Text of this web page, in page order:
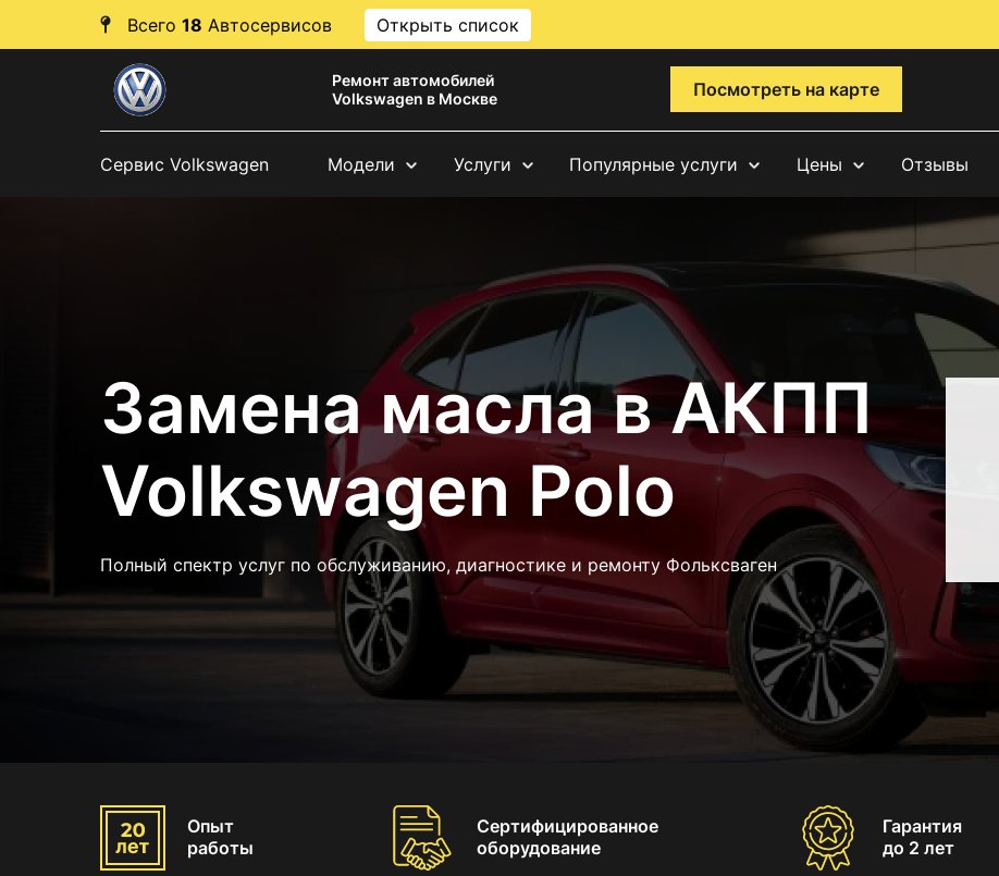
Всего 18 Автосервисов Открыть список
Ремонт автомобилей
Volkswagen в Москве
Посмотреть на карте
Сервис Volkswagen Модели Услуги Популярные услуги Цены Отзывы
Замена масла в АКПП
Volkswagen Polo
Полный спектр услуг по обслуживанию, диагностике и ремонту Фольксваген
Опыт
работы
Сертифицированное
оборудование
Гарантия
до 2 лет